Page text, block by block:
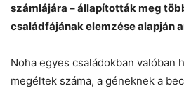
számlájára – állapították meg
családfájának elemzése alapján
Noha egyes családokban valóban
megéltek száma, a géneknek a